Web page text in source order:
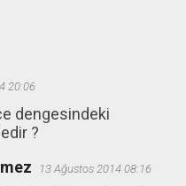
20:06
dengesindeki
?
13 Ağustos 2014 08:16